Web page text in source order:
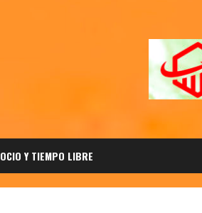
OCIO Y TIEMPO LIBRE